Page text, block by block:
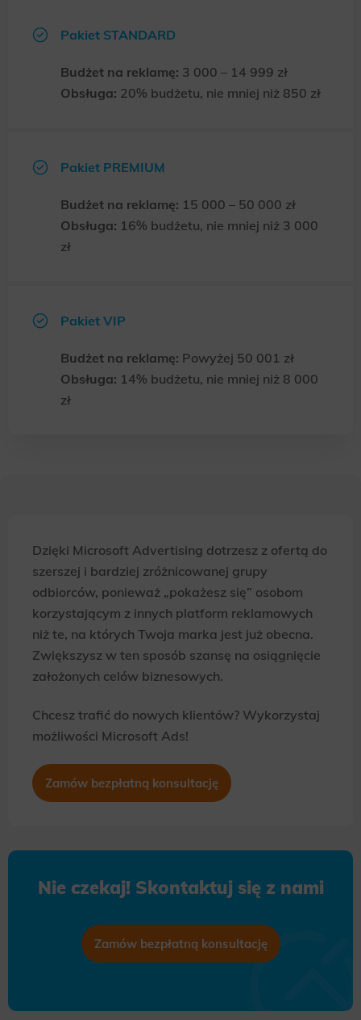
Pakiet STANDARD
Budżet na reklamę: 3 000 – 14 999 zł
Obsługa: 20% budżetu, nie mniej niż 850 zł
Pakiet PREMIUM
Budżet na reklamę: 15 000 – 50 000 zł
Obsługa: 16% budżetu, nie mniej niż 3 000
zł
Pakiet VIP
Budżet na reklamę: Powyżej 50 001 zł
Obsługa: 14% budżetu, nie mniej niż 8 000
zł
Dzięki Microsoft Advertising dotrzesz z ofertą do
szerszej i bardziej zróżnicowanej grupy
odbiorców, ponieważ „pokażesz się” osobom
korzystającym z innych platform reklamowych
niż te, na których Twoja marka jest już obecna.
Zwiększysz w ten sposób szansę na osiągnięcie
założonych celów biznesowych.
Chcesz trafić do nowych klientów? Wykorzystaj
możliwości Microsoft Ads!
Zamów bezpłatną konsultację
Nie czekaj! Skontaktuj się z nami
Zamów bezpłatną konsultację